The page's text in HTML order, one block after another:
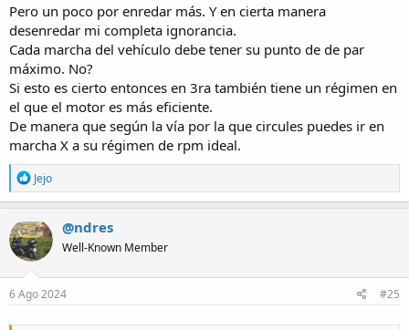
Pero un poco por enredar más. Y en cierta manera
desenredar mi completa ignorancia.
Cada marcha del vehículo debe tener su punto de de par
máximo. No?
Si esto es cierto entonces en 3ra también tiene un régimen en
el que el motor es más eficiente.
De manera que según la vía por la que circules puedes ir en
marcha X a su régimen de rpm ideal.
R
e
a
c
t
i
o
n
s
Jejo
@ndres
Well-Known Member
6 Ago 2024 #25